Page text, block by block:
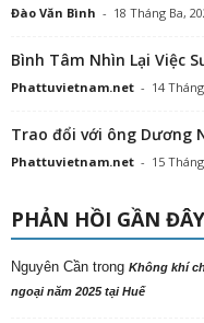
Đào Văn Bình - 18 Tháng Ba,
Bình Tâm Nhìn Lại Việc
Phattuvietnam.net - 14
Trao đổi với ông Dương
Phattuvietnam.net - 15
PHẢN HỒI GẦN ĐÂY
Nguyên Cần trong Không khí
ngoại năm 2025 tại Huế